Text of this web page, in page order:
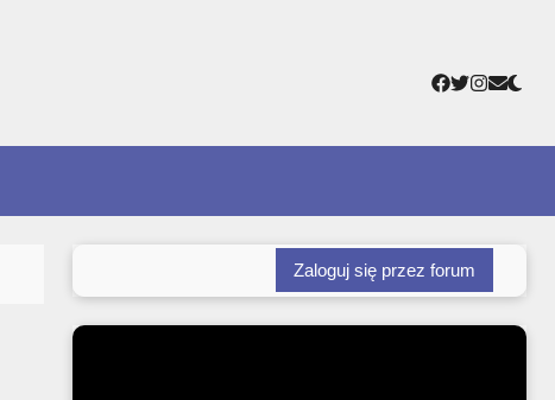
Facebook
Twitter
Adres
Zaloguj się przez forum